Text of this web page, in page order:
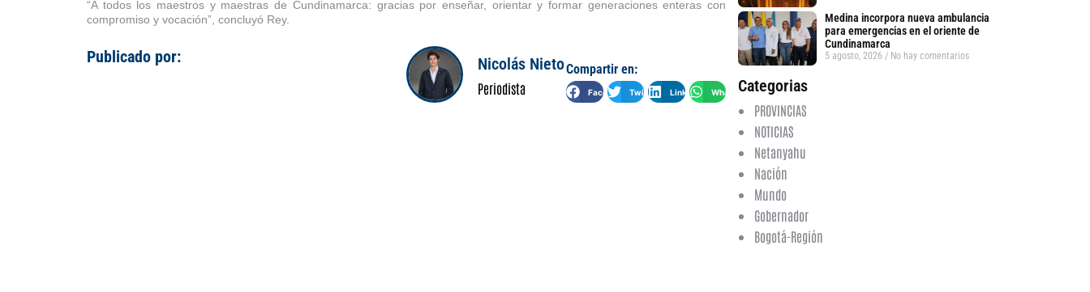
“A todos los maestros y maestras de Cundinamarca: gracias por enseñar, orientar y formar generaciones enteras con
compromiso y vocación”, concluyó Rey.
Publicado por: Nicolás Nieto
Periodista
Compartir en:
Facebook Twitter LinkedIn WhatsApp
Medina incorpora nueva ambulancia
para emergencias en el oriente de
Cundinamarca
5 agosto, 2026 No hay comentarios
Categorias
PROVINCIAS
NOTICIAS
Netanyahu
Nación
Mundo
Gobernador
Bogotá-Región